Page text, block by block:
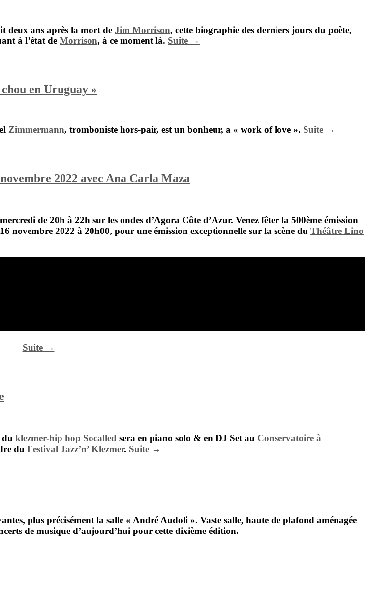
deux ans après la mort de Jim Morrison, cette biographie des derniers jours du poète,
à l’état de Morrison, à ce moment là. Suite →
en Uruguay »
Zimmermann, tromboniste hors-pair, est un bonheur, a « work of love ». Suite →
2022 avec Ana Carla Maza
de 20h à 22h sur les ondes d’Agora Côte d’Azur. Venez fêter la 500ème émission
novembre 2022 à 20h00, pour une émission exceptionnelle sur la scène du Théâtre Lino
Suite →
du klezmer-hip hop Socalled sera en piano solo & en DJ Set au Conservatoire à
du Festival Jazz’n’ Klezmer. Suite →
, plus précisément la salle « André Audoli ». Vaste salle, haute de plafond aménagée
de musique d’aujourd’hui pour cette dixième édition.